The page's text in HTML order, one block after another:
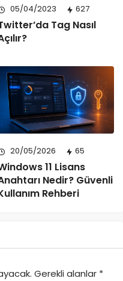
05/04/2023 627
Tag Nasıl
20/05/2026 65
11 Lisans
Nedir? Güvenli
Rehberi
Gerekli alanlar *